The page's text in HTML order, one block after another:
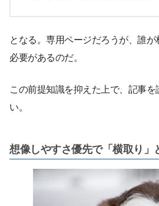
となる。専用ページだろうが、誰
必要があるのだ。
この前提知識を抑えた上で、記事を
い。
想像しやすさ優先で「横取り」